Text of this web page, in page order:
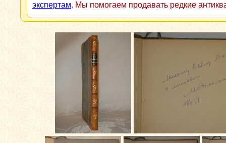
экспертам. Мы помогаем продавать редкие